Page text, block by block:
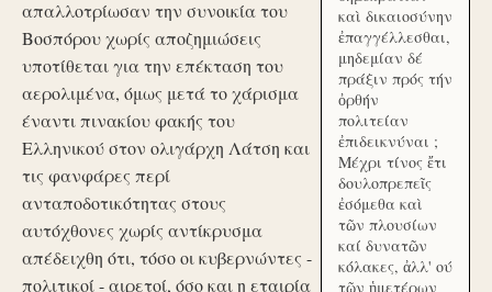
απαλλοτρίωσαν την συνοικία του
Βοσπόρου χωρίς αποζημιώσεις
υποτίθεται για την επέκταση του
αερολιμένα, όμως μετά το χάρισμα
έναντι πινακίου φακής του
Ελληνικού στον ολιγάρχη Λάτση και
τις φανφάρες περί
ανταποδοτικότητας στους
αυτόχθονες χωρίς αντίκρυσμα
απέδειχθη ότι, τόσο οι κυβερνώντες -
πολιτικοί - αιρετοί, όσο και η εταιρία
καὶ δικαιοσύνην
ἐπαγγέλλεσθαι,
μηδεμίαν δέ
πράξιν πρός τήν
ὀρθήν
πολιτείαν
ἐπιδεικνύναι ;
Μέχρι τίνος ἔτι
δουλοπρεπεῖς
ἐσόμεθα καὶ
τῶν πλουσίων
καί δυνατῶν
κόλακες, ἀλλ' ού
τῶν ἡμετέρων